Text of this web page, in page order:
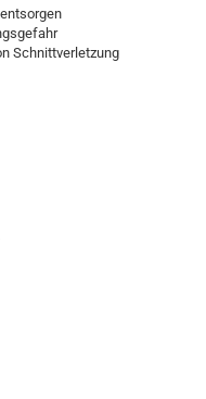
Schnittverletzung